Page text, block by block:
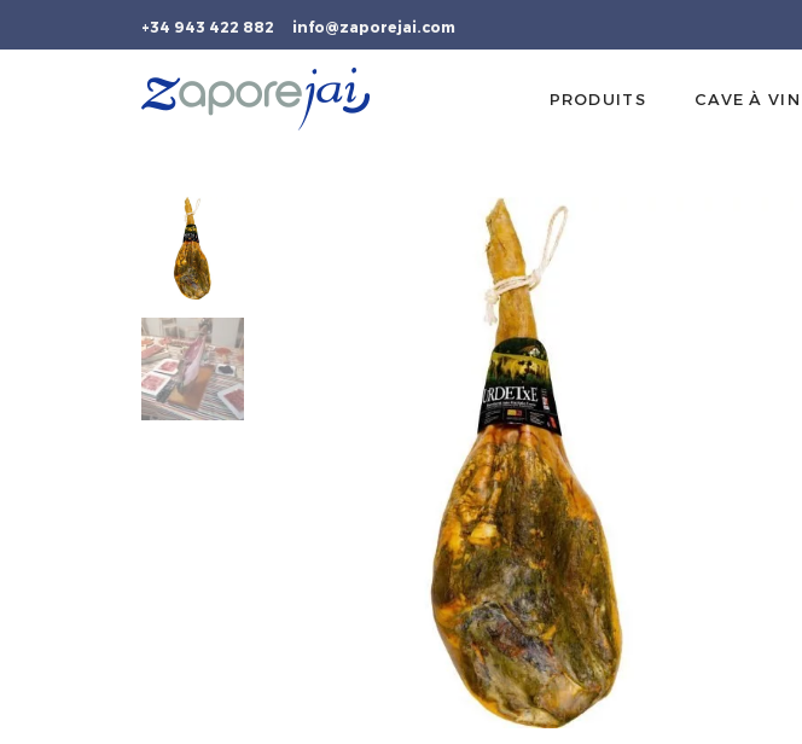
+34 943 422 882 info@zaporejai.com
PRODUITS CAVE À VIN